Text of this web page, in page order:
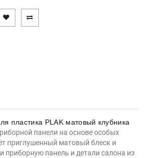
пластика PLAK матовый клубника
панели на основе особых
приглушенный матовый блеск и
приборную панель и детали салона из